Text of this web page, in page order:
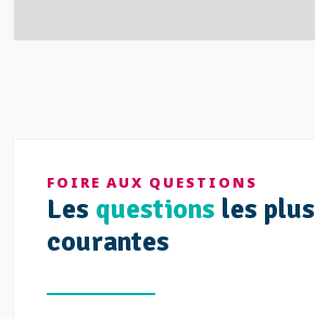
FOIRE AUX QUESTIONS
Les questions les plus
courantes